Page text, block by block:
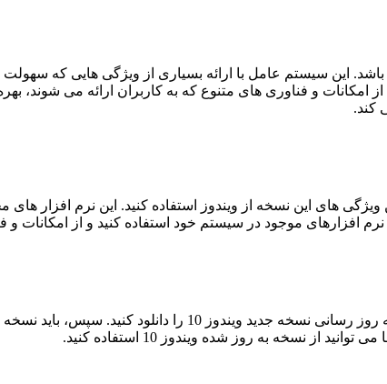
می باشد. این سیستم عامل با ارائه بسیاری از ویژگی هایی که
کامپیوتر، کاربران می توانند از امکانات و فناوری های متنوع که به کاربران
کند.
به شما امکان می دهد تا از بهترین ویژگی های این نسخه از ویندوز استفاده کنید.
از نسخه به روز شده ویندوز 10 استفاده کنید.